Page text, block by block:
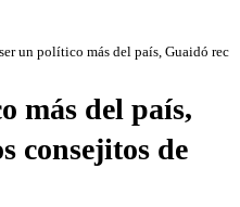
un político más del país, Guaidó
más del país,
consejitos de